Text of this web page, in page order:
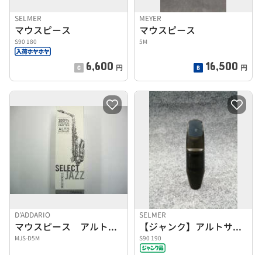
SELMER
マウスピース
S90 180
6,600 円
MEYER
マウスピース
5M
16,500 円
D'ADDARIO
マウスピース アルトサックス用
MJS-D5M
SELMER
【ジャンク】アルトサックス用マウスピース
S90 190